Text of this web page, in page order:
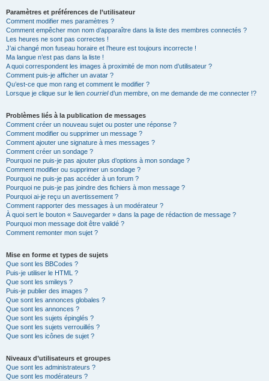
Paramètres et préférences de l’utilisateur
Comment modifier mes paramètres ?
Comment empêcher mon nom d’apparaître dans la liste des membres connectés ?
Les heures ne sont pas correctes !
J’ai changé mon fuseau horaire et l’heure est toujours incorrecte !
Ma langue n’est pas dans la liste !
A quoi correspondent les images à proximité de mon nom d’utilisateur ?
Comment puis-je afficher un avatar ?
Qu’est-ce que mon rang et comment le modifier ?
Lorsque je clique sur le lien courrield’un membre, on me demande de me connecter !?
Problèmes liés à la publication de messages
Comment créer un nouveau sujet ou poster une réponse ?
Comment modifier ou supprimer un message ?
Comment ajouter une signature à mes messages ?
Comment créer un sondage ?
Pourquoi ne puis-je pas ajouter plus d’options à mon sondage ?
Comment modifier ou supprimer un sondage ?
Pourquoi ne puis-je pas accéder à un forum ?
Pourquoi ne puis-je pas joindre des fichiers à mon message ?
Pourquoi ai-je reçu un avertissement ?
Comment rapporter des messages à un modérateur ?
À quoi sert le bouton « Sauvegarder » dans la page de rédaction de message ?
Pourquoi mon message doit être validé ?
Comment remonter mon sujet ?
Mise en forme et types de sujets
Que sont les BBCodes ?
Puis-je utiliser le HTML ?
Que sont les smileys ?
Puis-je publier des images ?
Que sont les annonces globales ?
Que sont les annonces ?
Que sont les sujets épinglés ?
Que sont les sujets verrouillés ?
Que sont les icônes de sujet ?
Niveaux d’utilisateurs et groupes
Que sont les administrateurs ?
Que sont les modérateurs ?